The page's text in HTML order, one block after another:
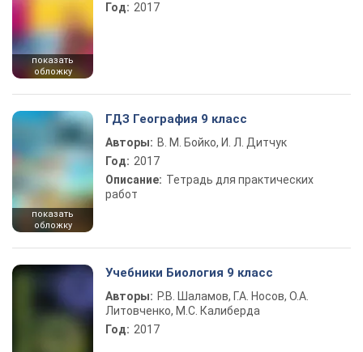
показать
обложку
Год: 2017
показать
обложку
ГДЗ География 9 класс
Авторы: В. М. Бойко, И. Л. Дитчук
Год: 2017
Описание: Тетрадь для практических
работ
Учебники Биология 9 класс
Авторы: Р.В. Шаламов, Г.А. Носов, О.А.
Литовченко, М.С. Калиберда
Год: 2017